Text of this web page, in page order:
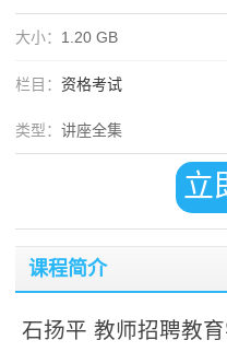
大小： 1.20 GB
栏目： 资格考试
类型： 讲座全集
立
课程简介
石扬平 教师招聘教